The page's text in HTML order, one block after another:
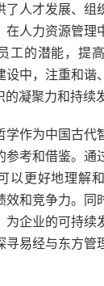
了人才发展、组
在人力资源管理
工的潜能，提
设中，注重和谐
凝聚力和持续
学作为中国古代
参考和借鉴。通
以更好地理解
效和竞争力。同
为企业的可持续
寻易经与东方管